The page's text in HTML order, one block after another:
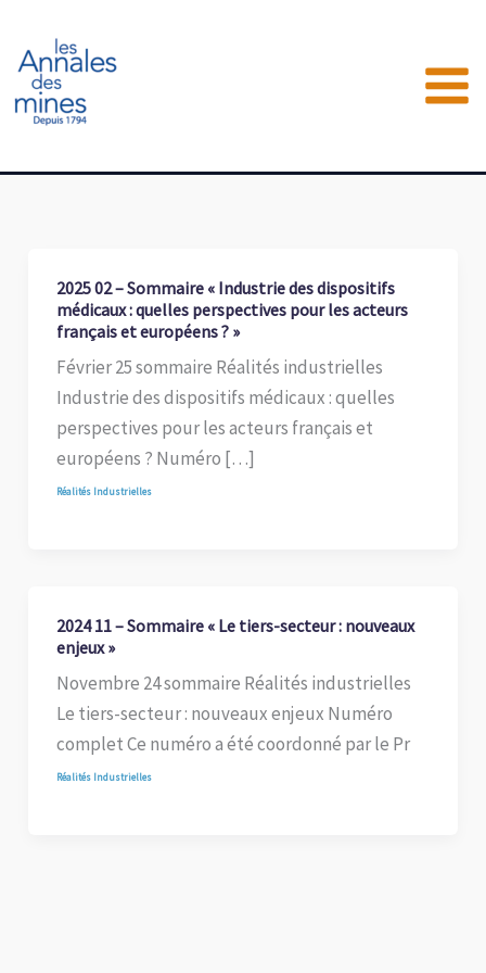
contenu
2025 02 – Sommaire « Industrie des dispositifs
médicaux : quelles perspectives pour les acteurs
français et européens ? »
Février 25 sommaire Réalités industrielles
Industrie des dispositifs médicaux : quelles
perspectives pour les acteurs français et
européens ? Numéro […]
Réalités Industrielles
2024 11 – Sommaire « Le tiers-secteur : nouveaux
enjeux »
Novembre 24 sommaire Réalités industrielles
Le tiers-secteur : nouveaux enjeux Numéro
complet Ce numéro a été coordonné par le Pr
Réalités Industrielles